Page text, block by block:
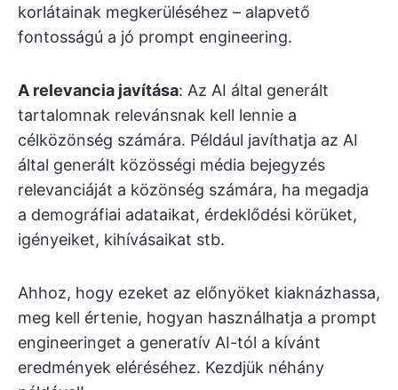
korlátainak megkerüléséhez – alapvető
fontosságú a jó prompt engineering.
A relevancia javítása: Az AI által generált
tartalomnak relevánsnak kell lennie a
célközönség számára. Például javíthatja az AI
által generált közösségi média bejegyzés
relevanciáját a közönség számára, ha megadja
a demográfiai adataikat, érdeklődési körüket,
igényeiket, kihívásaikat stb.
Ahhoz, hogy ezeket az előnyöket kiaknázhassa,
meg kell értenie, hogyan használhatja a prompt
engineeringet a generatív AI-tól a kívánt
eredmények eléréséhez. Kezdjük néhány